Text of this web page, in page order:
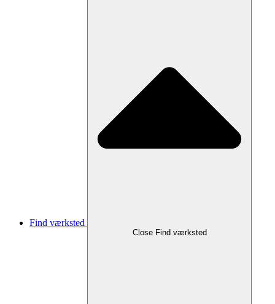
Find værksted
Close Find værksted